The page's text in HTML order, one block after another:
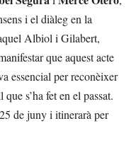
i el diàleg en la
Albiol i Gilabert,
que aquest acte
essencial per reconèixer
s’ha fet en el passat.
de juny i itinerarà per